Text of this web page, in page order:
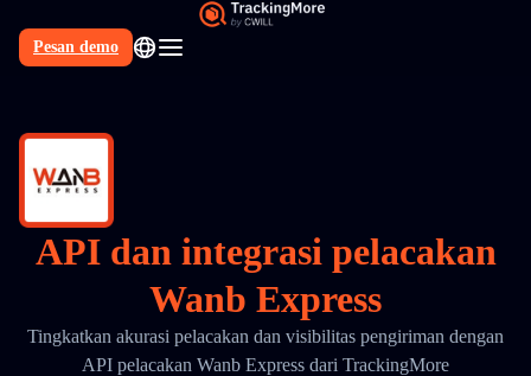
Pesan demo
API dan integrasi pelacakan
Wanb Express
Tingkatkan akurasi pelacakan dan visibilitas pengiriman dengan
API pelacakan Wanb Express dari TrackingMore